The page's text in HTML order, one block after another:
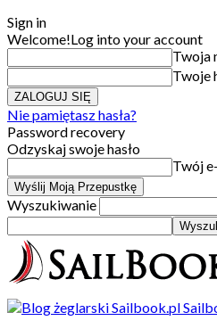
Sign in
Welcome!Log into your account
Twoja
Twoje
Nie pamiętasz hasła?
Password recovery
Odzyskaj swoje hasło
Twój
Wyszukiwanie